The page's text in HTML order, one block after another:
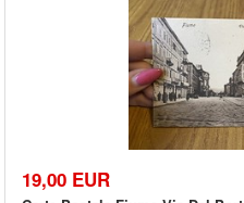
19,00 EUR